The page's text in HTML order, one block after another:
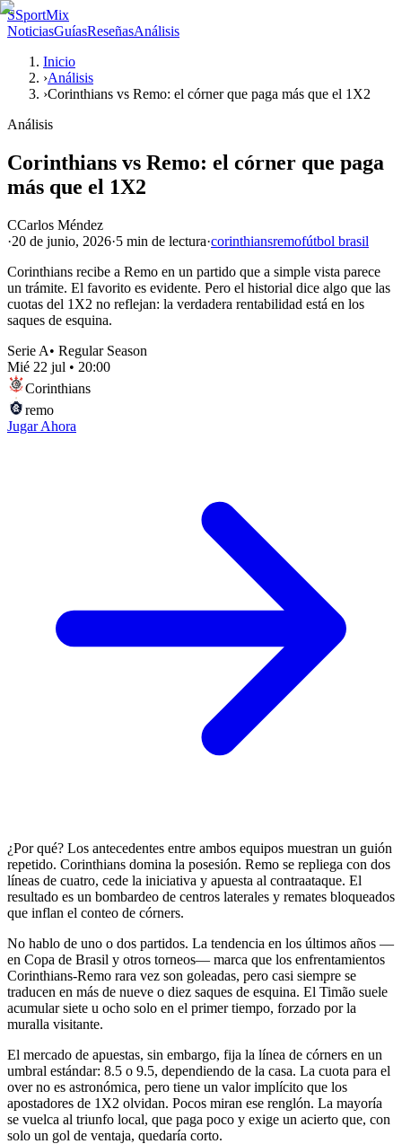
SSportMix
NoticiasGuíasReseñasAnálisis
Inicio
›Análisis
›Corinthians vs Remo: el córner que paga más que el 1X2
Análisis
Corinthians vs Remo: el córner que paga
más que el 1X2
CCarlos Méndez
·20 de junio, 2026·5 min de lectura·corinthiansremofútbol brasil
Corinthians recibe a Remo en un partido que a simple vista parece
un trámite. El favorito es evidente. Pero el historial dice algo que las
cuotas del 1X2 no reflejan: la verdadera rentabilidad está en los
saques de esquina.
Serie A• Regular Season
Mié 22 jul • 20:00
Corinthians
remo
Jugar Ahora
¿Por qué? Los antecedentes entre ambos equipos muestran un guión
repetido. Corinthians domina la posesión. Remo se repliega con dos
líneas de cuatro, cede la iniciativa y apuesta al contraataque. El
resultado es un bombardeo de centros laterales y remates bloqueados
que inflan el conteo de córners.
No hablo de uno o dos partidos. La tendencia en los últimos años —
en Copa de Brasil y otros torneos— marca que los enfrentamientos
Corinthians-Remo rara vez son goleadas, pero casi siempre se
traducen en más de nueve o diez saques de esquina. El Timão suele
acumular siete u ocho solo en el primer tiempo, forzado por la
muralla visitante.
El mercado de apuestas, sin embargo, fija la línea de córners en un
umbral estándar: 8.5 o 9.5, dependiendo de la casa. La cuota para el
over no es astronómica, pero tiene un valor implícito que los
apostadores de 1X2 olvidan. Pocos miran ese renglón. La mayoría
se vuelca al triunfo local, que paga poco y exige un acierto que, con
solo un gol de ventaja, quedaría corto.